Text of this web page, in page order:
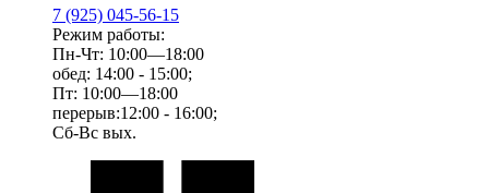
7 (925) 045-56-15
Режим работы:
Пн-Чт: 10:00—18:00
обед: 14:00 - 15:00;
Пт: 10:00—18:00
перерыв:12:00 - 16:00;
Сб-Вс вых.